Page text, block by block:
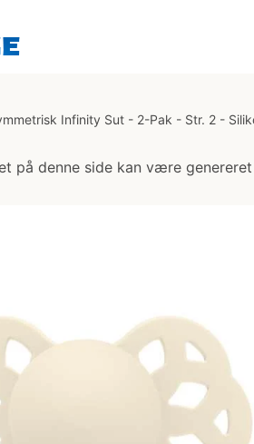
Infinity Sut - 2-Pak - Str. 2 -
på denne side kan være